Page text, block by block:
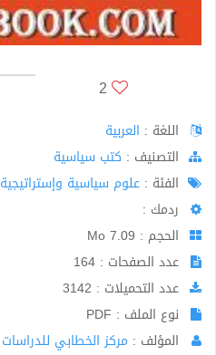
2
اللغة : العربية
اﻟﺘﺼﻨﻴﻒ : كتب سياسية
الفئة : علوم سياسية وإستراتيجية
ردمك :
الحجم : 7.09 Mo
عدد الصفحات : 164
عدد التحميلات : 3142
نوع الملف : PDF
المؤلف : مركز الخطابي للدراسات